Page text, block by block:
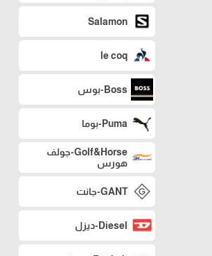
Salamon
le coq
Boss-بوس
Puma-بوما
Golf&Horse-جولف
هورس
GANT-جانت
Diesel-ديزل